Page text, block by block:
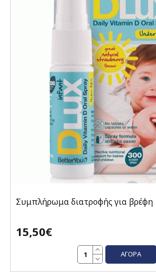
Συμπλήρωμα διατροφής για βρέφη
15,50€
ΑΓΟΡΆ